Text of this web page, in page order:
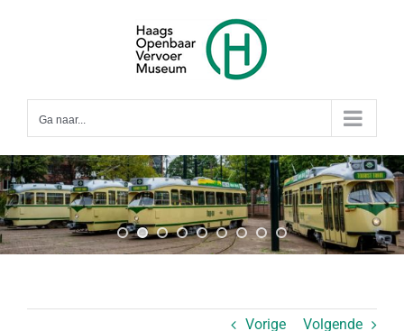
Ga naar...
Vorige Volgende